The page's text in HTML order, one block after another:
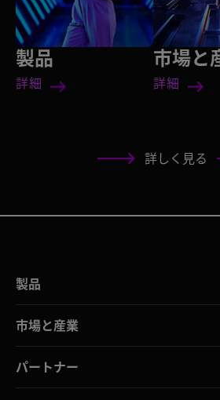
製品
詳細
市場と
詳細
詳しく見る
製品
市場と産業
パートナー